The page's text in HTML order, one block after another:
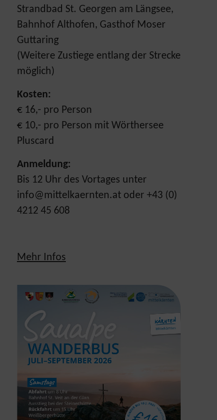
Strandbad St. Georgen am Längsee,
Bahnhof Althofen, Gasthof Moser
Guttaring
(Weitere Zustiege entlang der Strecke
möglich)
Kosten:
€ 16,- pro Person
€ 10,- pro Person mit Wörthersee
Pluscard
Anmeldung:
Bis 12 Uhr des Vortages unter
info@mittelkaernten.at oder +43 (0)
4212 45 608
Mehr Infos